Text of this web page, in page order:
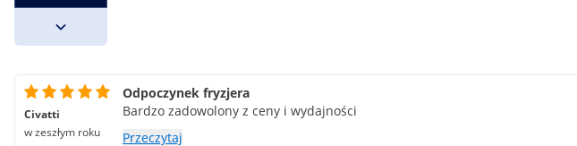
Civatti
w zeszłym roku
Odpoczynek fryzjera
Bardzo zadowolony z ceny i wydajności
Przeczytaj